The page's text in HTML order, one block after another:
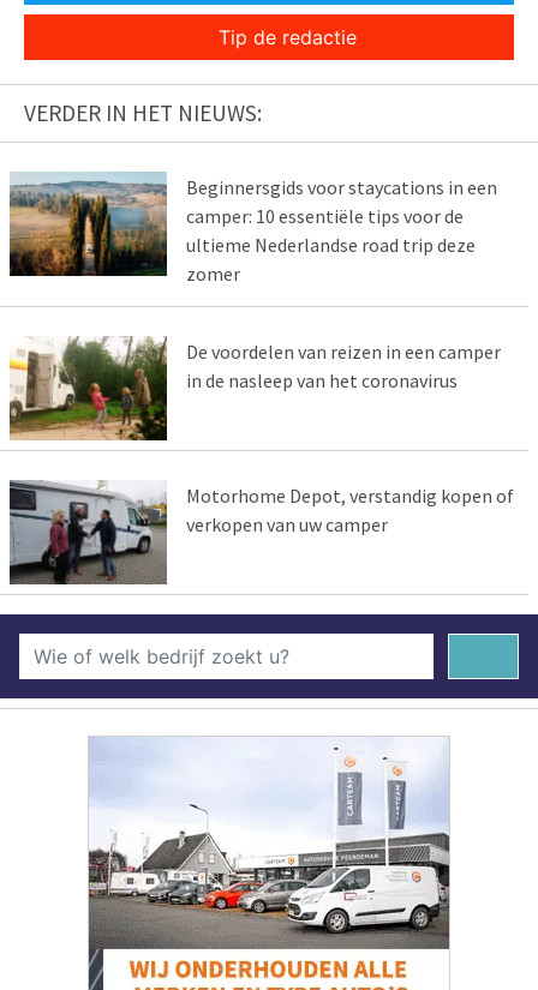
Tip de redactie
VERDER IN HET NIEUWS:
Beginnersgids voor staycations in een
camper: 10 essentiële tips voor de
ultieme Nederlandse road trip deze
zomer
De voordelen van reizen in een camper
in de nasleep van het coronavirus
Motorhome Depot, verstandig kopen of
verkopen van uw camper